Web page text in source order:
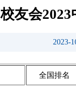
校友会
2023-
全国排名